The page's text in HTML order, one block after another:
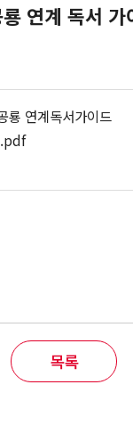
연계 독서 가
룡 연계독서가이드
목록